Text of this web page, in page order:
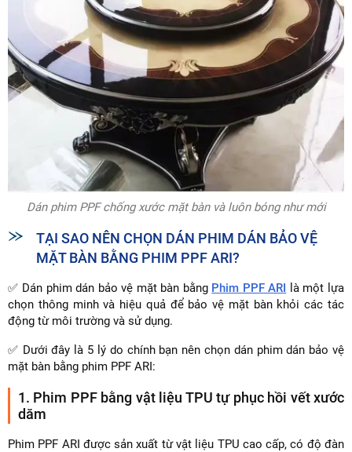
Dán phim PPF chống xước mặt bàn và luôn bóng như mới
TẠI SAO NÊN CHỌN DÁN PHIM DÁN BẢO VỆ
MẶT BÀN BẰNG PHIM PPF ARI?
✅ Dán phim dán bảo vệ mặt bàn bằng Phim PPF ARI là một lựa
chọn thông minh và hiệu quả để bảo vệ mặt bàn khỏi các tác
động từ môi trường và sử dụng.
✅ Dưới đây là 5 lý do chính bạn nên chọn dán phim dán bảo vệ
mặt bàn bằng phim PPF ARI:
1. Phim PPF bằng vật liệu TPU tự phục hồi vết xước
dăm
Phim PPF ARI được sản xuất từ vật liệu TPU cao cấp, có độ đàn